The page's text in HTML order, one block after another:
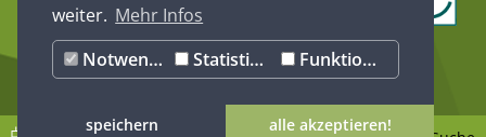
weiter. Mehr Infos
Notwendig
Statistiken Funktionale
speichern alle akzeptieren!